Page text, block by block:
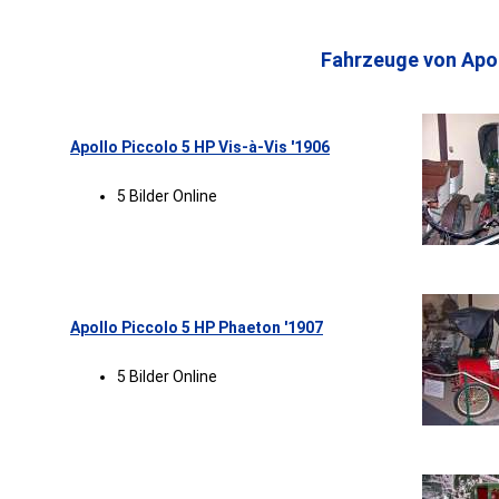
Fahrzeuge von
Apollo Piccolo 5 HP Vis-à-Vis '1906
5 Bilder Online
Apollo Piccolo 5 HP Phaeton '1907
5 Bilder Online